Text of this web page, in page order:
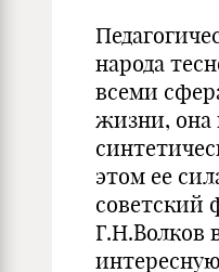
народа
всеми
жизни, она
этом ее
советский
Г.Н.Волков